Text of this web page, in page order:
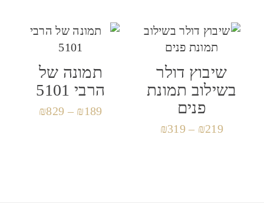
לפעם הבאה שאגיב.
שיבוץ דולר
בשילוב תמונת
פנים
₪219
–
₪319
תמונה של
הרבי 5101
₪189
–
₪829